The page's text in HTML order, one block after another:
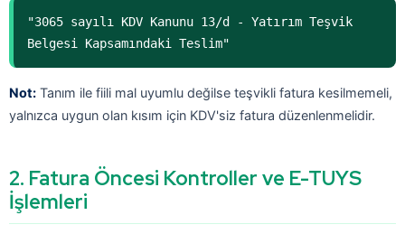
"3065 sayılı KDV Kanunu 13/d - Yatırım Teşvik
Belgesi Kapsamındaki Teslim"
Not: Tanım ile fiili mal uyumlu değilse teşvikli fatura kesilmemeli,
yalnızca uygun olan kısım için KDV'siz fatura düzenlenmelidir.
2. Fatura Öncesi Kontroller ve E-TUYS
İşlemleri